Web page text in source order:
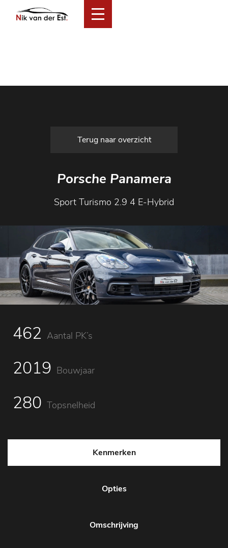
Collectie
Financial Lease Aanbod
Terug naar overzicht
Porsche Panamera
Sport Turismo 2.9 4 E-Hybrid
462 Aantal PK’s
2019 Bouwjaar
280 Topsnelheid
Kenmerken
Opties
Omschrijving